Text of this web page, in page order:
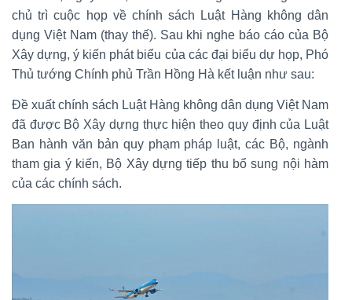
chủ trì cuộc họp về chính sách Luật Hàng không dân
dụng Việt Nam (thay thế). Sau khi nghe báo cáo của Bộ
Xây dựng, ý kiến phát biểu của các đại biểu dự họp, Phó
Thủ tướng Chính phủ Trần Hồng Hà kết luận như sau:
Đề xuất chính sách Luật Hàng không dân dụng Việt Nam
đã được Bộ Xây dựng thực hiện theo quy định của Luật
Ban hành văn bản quy phạm pháp luật, các Bộ, ngành
tham gia ý kiến, Bộ Xây dựng tiếp thu bổ sung nội hàm
của các chính sách.